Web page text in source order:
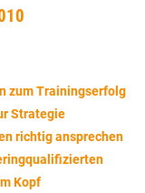
zum Trainingserfolg
Strategie
richtig ansprechen
Kopf